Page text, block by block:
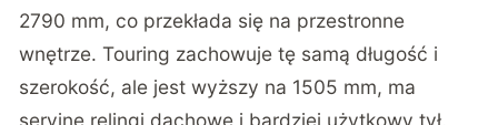
2790 mm, co przekłada się na przestronne
wnętrze. Touring zachowuje tę samą długość i
szerokość, ale jest wyższy na 1505 mm, ma
seryjne relingi dachowe i bardziej użytkowy tył,